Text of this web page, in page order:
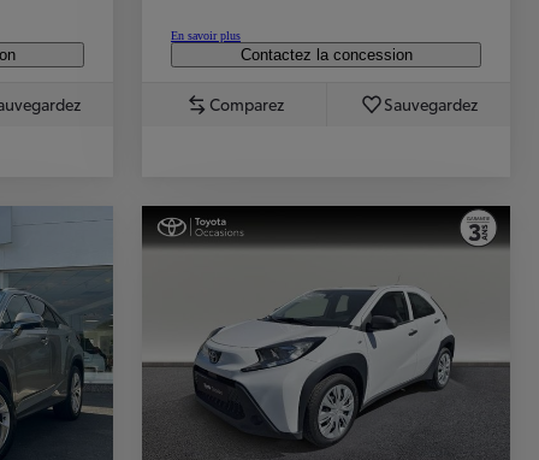
En savoir plus
Contactez la concession
Comparez Sauvegardez